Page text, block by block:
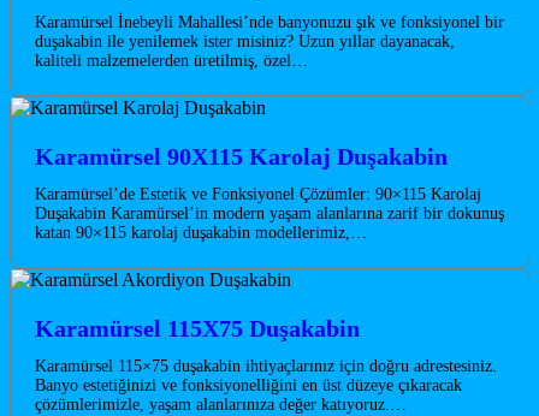
Karamürsel İnebeyli Mahallesi’nde banyonuzu şık ve fonksiyonel bir
duşakabin ile yenilemek ister misiniz? Uzun yıllar dayanacak,
kaliteli malzemelerden üretilmiş, özel…
Karamürsel 90X115 Karolaj Duşakabin
Karamürsel’de Estetik ve Fonksiyonel Çözümler: 90×115 Karolaj
Duşakabin Karamürsel’in modern yaşam alanlarına zarif bir dokunuş
katan 90×115 karolaj duşakabin modellerimiz,…
Karamürsel 115X75 Duşakabin
Karamürsel 115×75 duşakabin ihtiyaçlarınız için doğru adrestesiniz.
Banyo estetiğinizi ve fonksiyonelliğini en üst düzeye çıkaracak
çözümlerimizle, yaşam alanlarınıza değer katıyoruz.…